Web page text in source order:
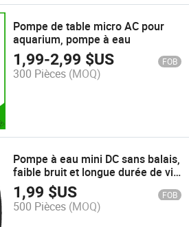
Pompe de table micro AC pour
aquarium, pompe à eau
1,99-2,99 $US FOB
300 Pièces (MOQ)
Pompe à eau mini DC sans balais,
faible bruit et longue durée de vie
pour refroidisseur d'air, pompe à
eau pour nourrir les oiseaux 12V
24V
1,99 $US FOB
500 Pièces (MOQ)